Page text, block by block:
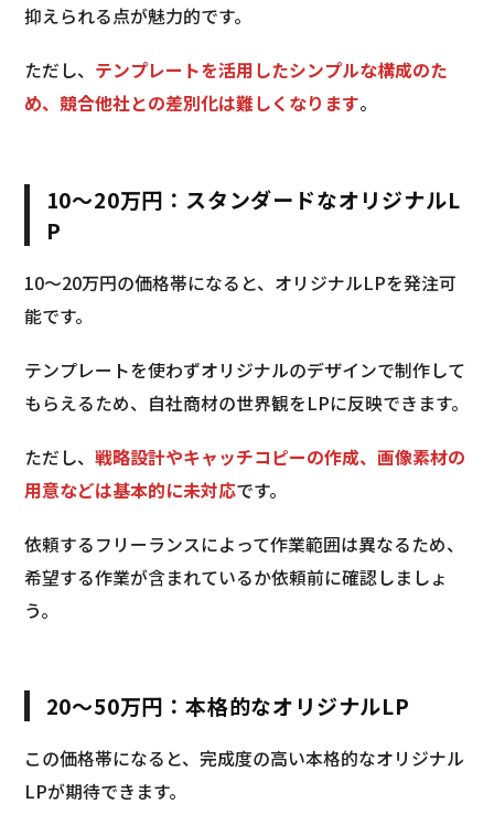
抑えられる点が魅力的です。
ただし、 テンプレートを活用したシンプルな構成のた
め、競合他社との差別化は難しくなります。
10〜20万円：スタンダードなオリジナルL
P
10〜20万円の価格帯になると、オリジナルLPを発注可
能です。
テンプレートを使わずオリジナルのデザインで制作して
もらえるため、自社商材の世界観をLPに反映できます。
ただし、戦略設計やキャッチコピーの作成、画像素材の
用意などは基本的に未対応です。
依頼するフリーランスによって作業範囲は異なるため、
希望する作業が含まれているか依頼前に確認しましょ
う。
20〜50万円：本格的なオリジナルLP
この価格帯になると、完成度の高い本格的なオリジナル
LPが期待できます。